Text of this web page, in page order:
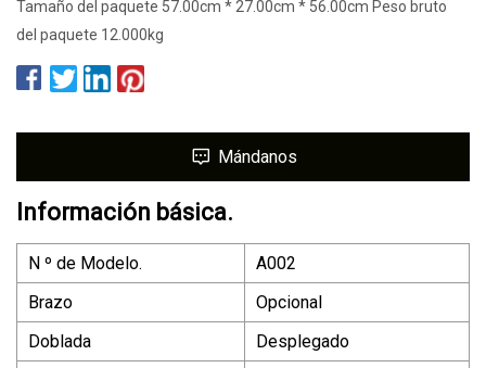
Tamaño del paquete 57.00cm * 27.00cm * 56.00cm Peso bruto
del paquete 12.000kg
Mándanos
Información básica.
N º de Modelo.
A002
Brazo
Opcional
Doblada
Desplegado